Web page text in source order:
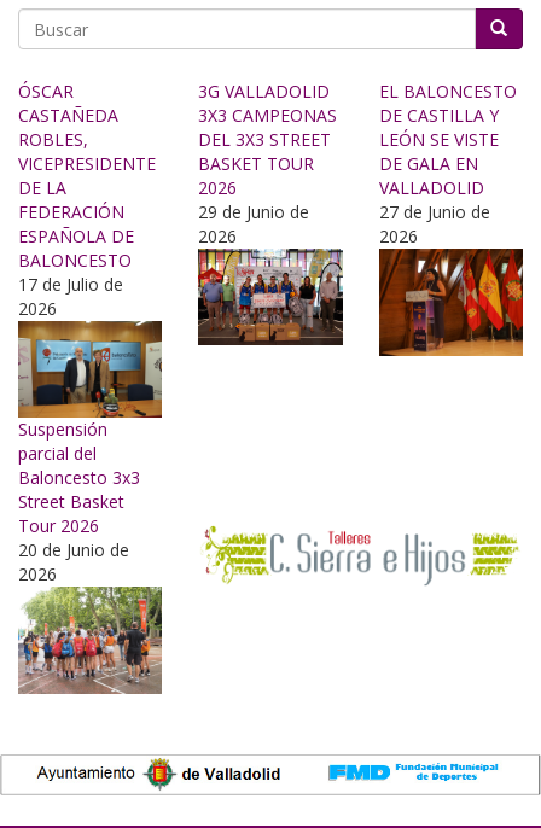
ÓSCAR
CASTAÑEDA
ROBLES,
VICEPRESIDENTE
DE LA
FEDERACIÓN
ESPAÑOLA DE
BALONCESTO
17 de Julio de
2026
3G VALLADOLID
3X3 CAMPEONAS
DEL 3X3 STREET
BASKET TOUR
2026
29 de Junio de
2026
EL BALONCESTO
DE CASTILLA Y
LEÓN SE VISTE
DE GALA EN
VALLADOLID
27 de Junio de
2026
Suspensión
parcial del
Baloncesto 3x3
Street Basket
Tour 2026
20 de Junio de
2026